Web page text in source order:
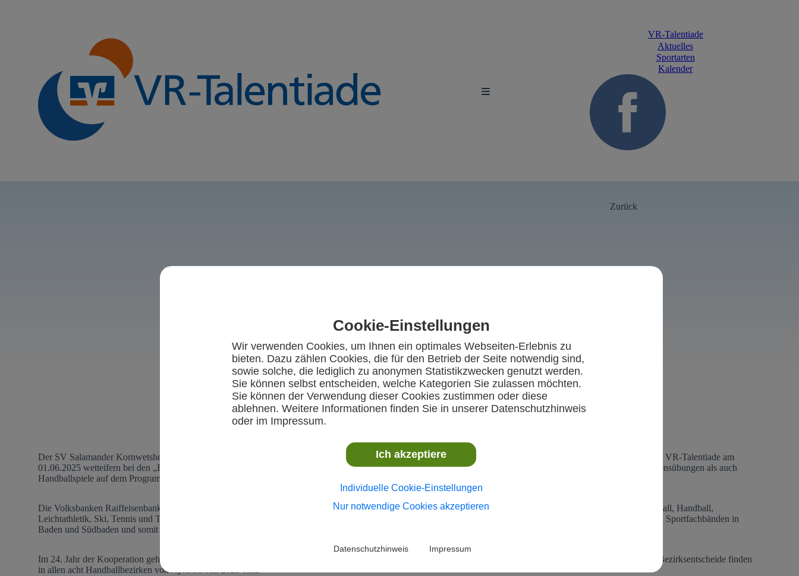
Cookie-Einstellungen
Wir verwenden Cookies, um Ihnen ein optimales Webseiten-Erlebnis zu
bieten. Dazu zählen Cookies, die für den Betrieb der Seite notwendig sind,
sowie solche, die lediglich zu anonymen Statistikzwecken genutzt werden.
Sie können selbst entscheiden, welche Kategorien Sie zulassen möchten.
Sie können der Verwendung dieser Cookies zustimmen oder diese
ablehnen. Weitere Informationen finden Sie in unserer Datenschutzhinweis
oder im Impressum.
Ich akzeptiere
Individuelle Cookie-Einstellungen
Nur notwendige Cookies akzeptieren
Datenschutzhinweis Impressum
VR-Talentiade
Aktuelles
Sportarten
Kalender
Zurück
Sonntag, 01. Juni 2025, Kornwestheim
Volksbank Ludwigsburg-Kornwestheim sucht viele neue Handballtalente
VR-Talentiade-Veranstaltung zusammen mit SV Salamander Kornwestheim am 01.06.2025
Der SV Salamander Kornwetsheim und die Volksbank Ludwigsburg-Kornwestheim organisieren zusammen ein vielfältiges und spannendes Sportfest. Im Rahmen der VR-Talentiade am
01.06.2025 wetteifern bei den „Bezirksentscheiden“ besonders begabte Mädchen und Jungen des Jahrgangs 2014. Bei dieser Veranstaltung stehen sowohl Koordinationsübungen als auch
Handballspiele auf dem Programm.
Die Volksbanken Raiffeisenbanken in Württemberg haben das Konzept im Jahre 2001 zusammen mit den württembergischen Sportfachverbänden der Sportarten Fußball, Handball,
Leichtathletik, Ski, Tennis und Turnen aufgestellt. Im Jahr 2009 stieß dann noch die Sportart Golf hinzu. Seit 2010 finden diese Veranstaltungen auch in den benannten Sportfachbänden in
Baden und Südbaden und somit in ganz Baden-Württemberg statt.
Im 24. Jahr der Kooperation geht die Veranstaltungsreihe nun mit der 2. Runde auf Bezirksebene, mit dem Bezirksentscheid (VR-Talentiade-Auswahl), weiter. Diese Bezirksentscheide finden
in allen acht Handballbezirken von April bis Juli 2025 statt.